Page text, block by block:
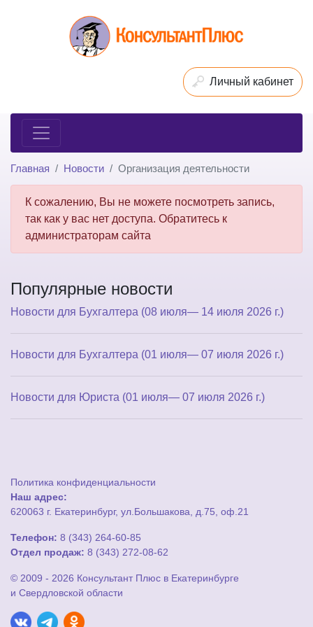
Личный кабинет
Главная Новости Организация деятельности
К сожалению, Вы не можете посмотреть запись,
так как у вас нет доступа. Обратитесь к
администраторам сайта
Популярные новости
Новости для Бухгалтера (08 июля— 14 июля 2026 г.)
Новости для Бухгалтера (01 июля— 07 июля 2026 г.)
Новости для Юриста (01 июля— 07 июля 2026 г.)
Политика конфиденциальности
Наш адрес:
620063 г. Екатеринбург, ул.Большакова, д.75, оф.21
Телефон: 8 (343) 264-60-85
Отдел продаж: 8 (343) 272-08-62
© 2009 - 2026 Консультант Плюс в Екатеринбурге
и Свердловской области